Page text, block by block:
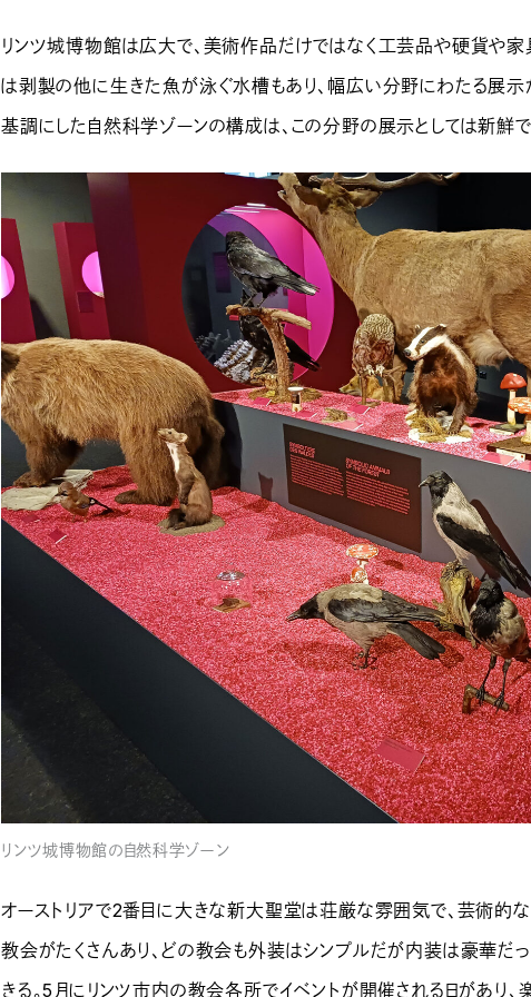
リンツ城博物館は広大で、美術作品だけではなく工芸品や硬貨や家
は剥製の他に生きた魚が泳ぐ水槽もあり、幅広い分野にわたる展示
基調にした自然科学ゾーンの構成は、この分野の展示としては新鮮
リンツ城博物館の自然科学ゾーン
オーストリアで2番目に大きな新大聖堂は荘厳な雰囲気で、芸術的な
教会がたくさんあり、どの教会も外装はシンプルだが内装は豪華だ
きる。5月にリンツ市内の教会各所でイベントが開催される日があり